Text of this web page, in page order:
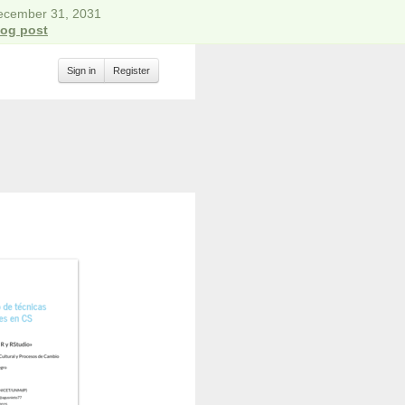
31, 2031
post
Sign in Register